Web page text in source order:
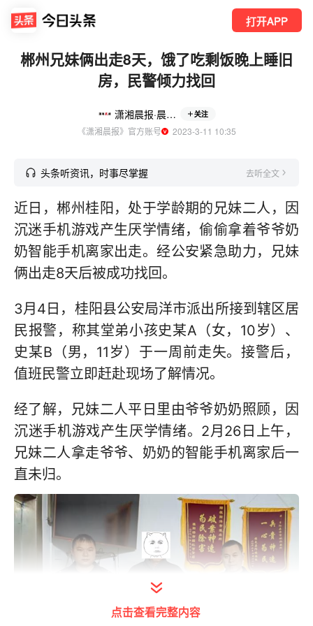
打开APP
郴州兄妹俩出走8天，饿了吃剩饭晚上睡旧
房，民警倾力找回
潇湘晨报·晨视频 关注
《潇湘晨报》官方账号
  2023-3-11 10:35
头条听资讯，时事尽掌握 去听全文
近日，郴州桂阳，处于学龄期的兄妹二人，因
沉迷手机游戏产生厌学情绪，偷偷拿着爷爷奶
奶智能手机离家出走。经公安紧急助力，兄妹
俩出走8天后被成功找回。
3月4日，桂阳县公安局洋市派出所接到辖区居
民报警，称其堂弟小孩史某A（女，10岁）、
史某B（男，11岁）于一周前走失。接警后，
值班民警立即赶赴现场了解情况。
经了解，兄妹二人平日里由爷爷奶奶照顾，因
沉迷手机游戏产生厌学情绪。2月26日上午，
兄妹二人拿走爷爷、奶奶的智能手机离家后一
直未归。
点击查看完整内容